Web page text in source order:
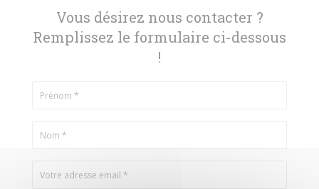
Vous désirez nous contacter ?
Remplissez le formulaire ci-dessous
!